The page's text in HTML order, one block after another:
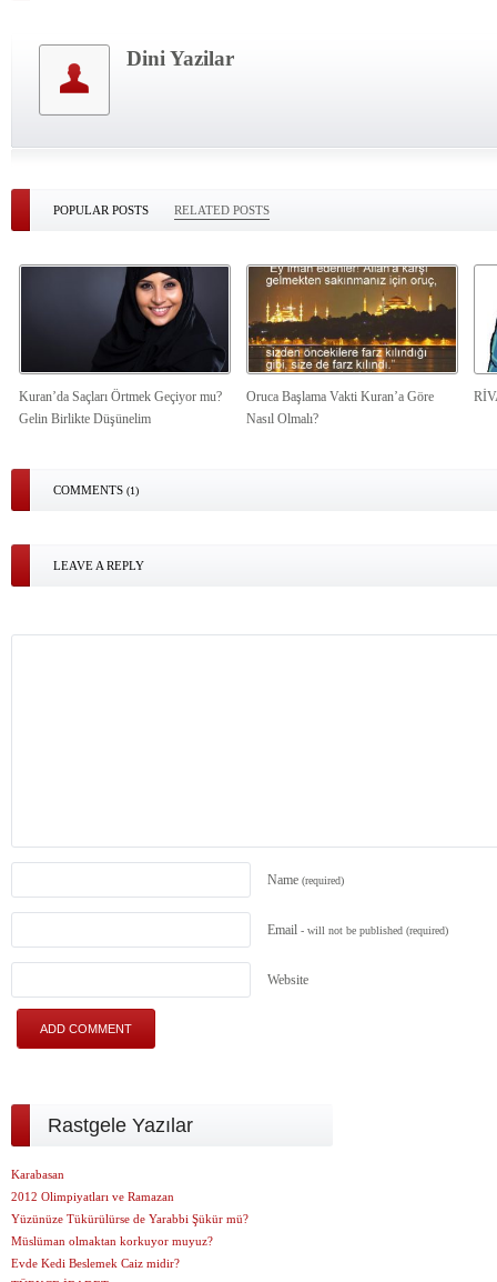
Dini Yazilar
POPULAR POSTS RELATED POSTS
Kuran’da Saçları Örtmek Geçiyor mu?
Gelin Birlikte Düşünelim
Oruca Başlama Vakti Kuran’a Göre
Nasıl Olmalı?
COMMENTS (1)
LEAVE A REPLY
Name (required)
Email - will not be published (required)
Website
Rastgele Yazılar
Karabasan
2012 Olimpiyatları ve Ramazan
Yüzünüze Tükürülürse de Yarabbi Şükür mü?
Müslüman olmaktan korkuyor muyuz?
Evde Kedi Beslemek Caiz midir?